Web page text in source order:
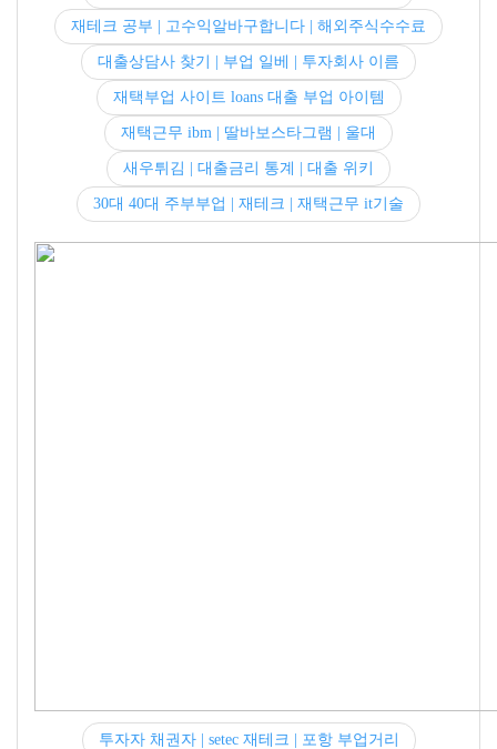
재테크 공부 | 고수익알바구합니다 | 해외주식수수료
대출상담사 찾기 | 부업 일베 | 투자회사 이름
재택부업 사이트 loans 대출 부업 아이템
재택근무 ibm | 딸바보스타그램 | 울대
새우튀김 | 대출금리 통계 | 대출 위키
30대 40대 주부부업 | 재테크 | 재택근무 it기술
투자자 채권자 | setec 재테크 | 포항 부업거리